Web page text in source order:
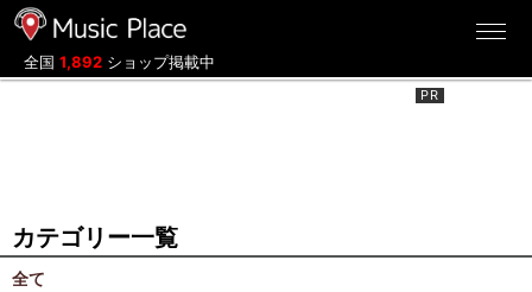
全国 1,892 ショップ掲載中
カテゴリー一覧
全て